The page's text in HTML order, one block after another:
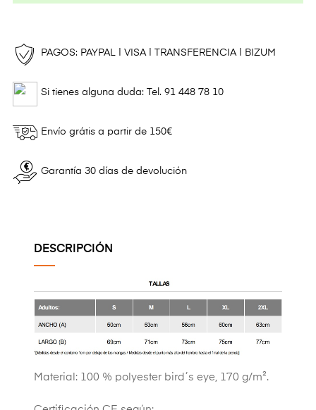
PAGOS: PAYPAL | VISA | TRANSFERENCIA | BIZUM
Si tienes alguna duda: Tel. 91 448 78 10
Envío grátis a partir de 150€
Garantía 30 días de devolución
DESCRIPCIÓN
Material: 100 % polyester bird´s eye, 170 g/m².